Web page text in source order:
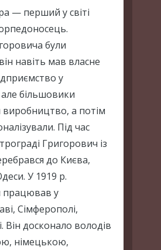
— перший у світі
були
навіть мав власне
у
більшовики
а потім
Під час
Григорович із
до Києва,
У 1919 р.
працював у
Сімферополі,
Він досконало володів
німецькою,